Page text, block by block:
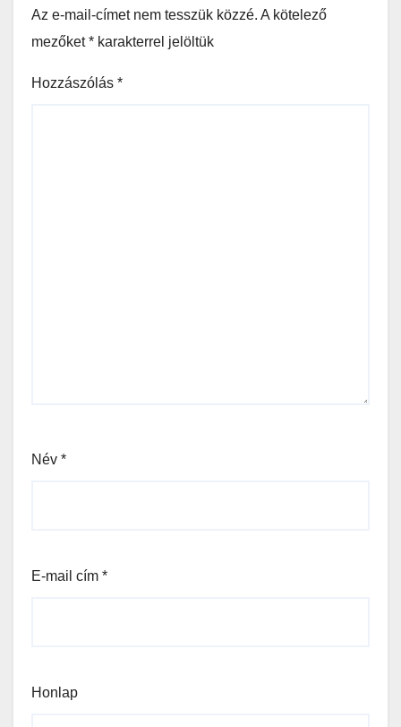
Az e-mail-címet nem tesszük közzé. A kötelező
mezőket* karakterrel jelöltük
Hozzászólás *
Név *
E-mail cím *
Honlap